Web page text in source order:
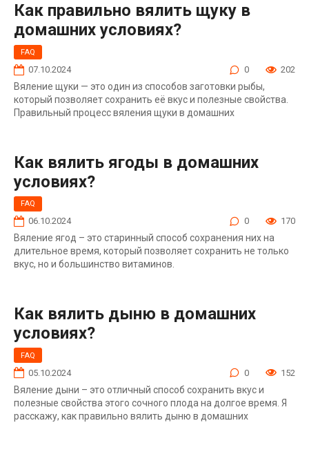
Как правильно вялить щуку в
домашних условиях?
FAQ
07.10.2024 0 202
Вяление щуки — это один из способов заготовки рыбы,
который позволяет сохранить её вкус и полезные свойства.
Правильный процесс вяления щуки в домашних
Как вялить ягоды в домашних
условиях?
FAQ
06.10.2024 0 170
Вяление ягод – это старинный способ сохранения них на
длительное время, который позволяет сохранить не только
вкус, но и большинство витаминов.
Как вялить дыню в домашних
условиях?
FAQ
05.10.2024 0 152
Вяление дыни – это отличный способ сохранить вкус и
полезные свойства этого сочного плода на долгое время. Я
расскажу, как правильно вялить дыню в домашних